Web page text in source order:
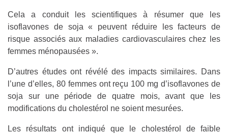
Cela a conduit les scientifiques à résumer que les
isoflavones de soja « peuvent réduire les facteurs de
risque associés aux maladies cardiovasculaires chez les
femmes ménopausées ».
D’autres études ont révélé des impacts similaires. Dans
l’une d’elles, 80 femmes ont reçu 100 mg d’isoflavones de
soja sur une période de quatre mois, avant que les
modifications du cholestérol ne soient mesurées.
Les résultats ont indiqué que le cholestérol de faible